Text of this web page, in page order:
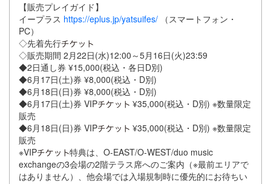
【販売プレイガイド】
イープラス https://eplus.jp/yatsuifes/ （スマートフォン・
PC）
◇先着先行
◇販売期間 2月22日(水)12:00～5月16日(火)23:59
◆2日通し券 ¥15,000(税込・各日D別)
◆6月17日(土)券 ¥8,000(税込・D別)
◆6月18日(日)券 ¥8,000(税込・D別)
◆6月17日(土)券 VIP
¥35,000(税込・D別) ※数量限定
販売
◆6月18日(日)券 VIP
¥35,000(税込・D別) ※数量限定
販売
※VIP
特典は、O-EAST/O-WEST/duo music
exchangeの3会場の2階テラス席へのご案内（※最前エリアで
はありません）、他会場では入場規制時に優先的にお待ちい